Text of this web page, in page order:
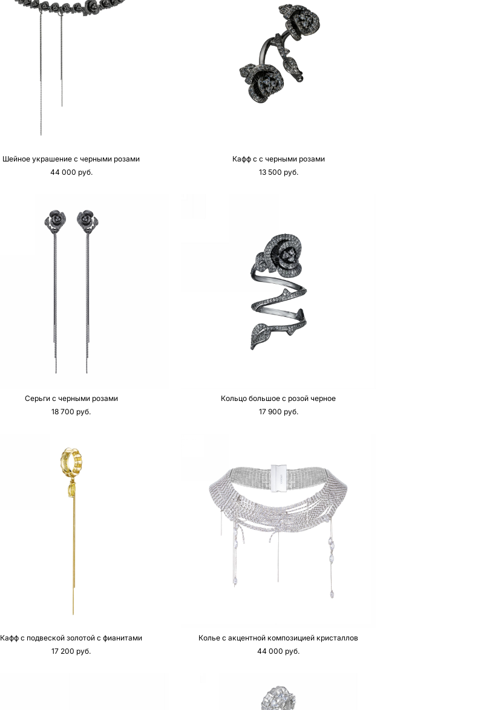
Шейное украшение с черными розами
44 000 pуб.
Кафф с с черными розами
13 500 pуб.
Серьги с черными розами
18 700 pуб.
Кольцо большое с розой черное
17 900 pуб.
Кафф с подвеской золотой с фианитами
17 200 pуб.
Колье с акцентной композицией кристаллов
44 000 pуб.